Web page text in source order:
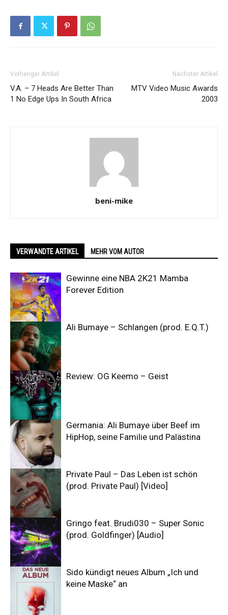
Vorheriger Artikel
V.A. – 7 Heads Are Better Than
1 No Edge Ups In South Africa
Nächster Artikel
MTV Video Music Awards
2003
beni-mike
VERWANDTE ARTIKEL MEHR VOM AUTOR
Gewinne eine NBA 2K21 Mamba
Forever Edition
Ali Bumaye – Schlangen (prod. E.Q.T.)
Review: OG Keemo – Geist
Germania: Ali Bumaye über Beef im
HipHop, seine Familie und Palästina
Private Paul – Das Leben ist schön
(prod. Private Paul) [Video]
Gringo feat. Brudi030 – Super Sonic
(prod. Goldfinger) [Audio]
Sido kündigt neues Album „Ich und
keine Maske“ an